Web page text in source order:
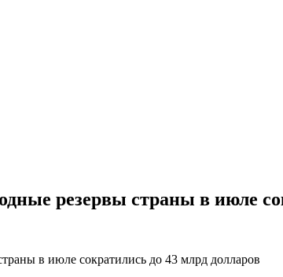
резервы страны в июле